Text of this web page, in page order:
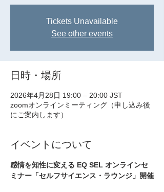
Tickets Unavailable
See other events
日時・場所
2026年4月28日 19:00 – 20:00 JST
zoomオンラインミーティング（申し込み後
にご案内します）
イベントについて
感情を知性に変える EQ SEL オンラインセ
ミナー「セルフサイエンス・ラウンジ」開催